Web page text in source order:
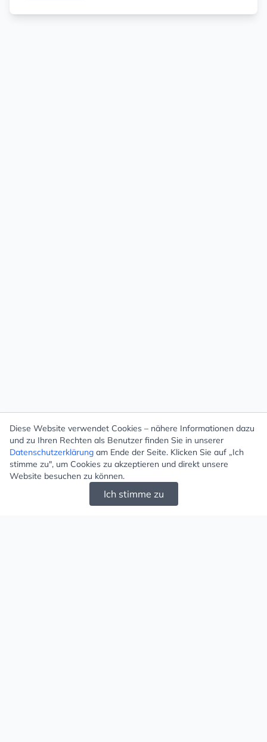
Diese Website verwendet Cookies – nähere Informationen dazu
und zu Ihren Rechten als Benutzer finden Sie in unserer
Datenschutzerklärung am Ende der Seite. Klicken Sie auf „Ich
stimme zu", um Cookies zu akzeptieren und direkt unsere
Website besuchen zu können.
Ich stimme zu